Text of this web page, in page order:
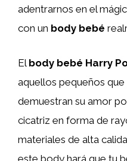
adentrarnos en el
con un body bebé
El body bebé Harry
aquellos pequeños
demuestran su amor
cicatriz en forma de
materiales de alta
este body hará que tu